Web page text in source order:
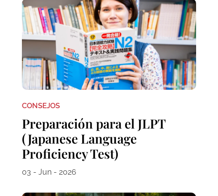
CONSEJOS
Preparación para el JLPT
(Japanese Language
Proficiency Test)
03 - Jun - 2026